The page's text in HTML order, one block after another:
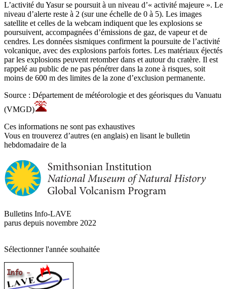
L’activité du Yasur se poursuit à un niveau d’« activité majeure ». Le
niveau d’alerte reste à 2 (sur une échelle de 0 à 5). Les images
satellite et celles de la webcam indiquent que les explosions se
poursuivent, accompagnées d’émissions de gaz, de vapeur et de
cendres. Les données sismiques confirment la poursuite de l’activité
volcanique, avec des explosions parfois fortes. Les matériaux éjectés
par les explosions peuvent retomber dans et autour du cratère. Il est
rappelé au public de ne pas pénétrer dans la zone à risques, soit
moins de 600 m des limites de la zone d’exclusion permanente.
Source : Département de météorologie et des géorisques du Vanuatu
(VMGD)
Ces informations ne sont pas exhaustives
Vous en trouverez d’autres (en anglais) en lisant le bulletin
hebdomadaire de la
Bulletins Info-LAVE
parus depuis novembre 2022
Sélectionner l'année souhaitée